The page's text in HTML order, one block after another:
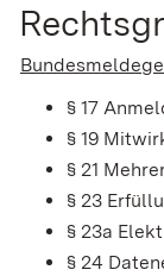
§ 17
§ 19
§ 21
§ 23
§ 23a
§ 24